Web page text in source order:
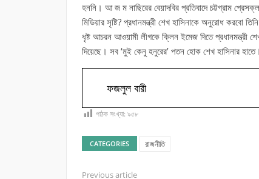
হননি। আ জ ম নাছিরের বেয়াদবির প্রতিবাদে চট্টগ্রাম
মিডিয়ার সৃষ্টি? প্রধানমন্ত্রী শেখ হাসিনাকে অনুরোধ করবো
ধৃষ্ট আচরন আওয়ামী লীগকে ক্লিন ইমেজ দিতে প্রধানমন্ত্রী
দিয়েছে। সব ‘মুই কেনু হনুরের’ পতন হোক শেখ হাসিনার হাতে।
ফজলুল বারী
পাঠক সংখ্যা: ৯৫৮
CATEGORIES রাজনীতি
Previous article